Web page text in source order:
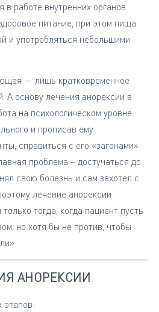
работе внутренних органов.
питание, при этом пища
и употребляться небольшими
— лишь кратковременное
А основу лечения анорексии в
на психологическом уровне.
и прописав ему
справиться с его «загонами»
проблема – достучаться до
свою болезнь и сам захотел с
лечение анорексии
тогда, когда пациент пусть
но хотя бы не против, чтобы
АНОРЕКСИИ
этапов: